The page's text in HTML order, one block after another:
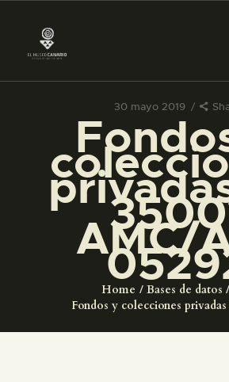
30 mayo 2019
AMC/
Home Bases de datos
Fondos y colecciones privadas
PREPARAR LA
ACTIVIDADES
█
EL MUSEO